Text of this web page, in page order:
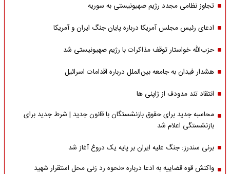
تجاوز نظامی مجدد رژیم صهیونیستی به سوریه
ادعای رئیس مجلس آمریکا درباره پایان جنگ ایران و آمریکا
حزب‌الله خواستار توقف مذاکرات با رژیم صهیونیستی شد
هشدار فیدان به جامعه بین‌الملل درباره اقدامات اسرائیل
انتقاد تند مدودف از ژاپنی ها
محاسبه جدید برای حقوق بازنشستگان با قانون جدید | شرط جدید برای
بازنشستگی اعلام شد
برنی سندرز: جنگ علیه ایران بر پایه یک دروغ آغاز شد
واکنش قوه قضاییه به ادعا درباره «نحوه رد زنی محل استقرار شهید